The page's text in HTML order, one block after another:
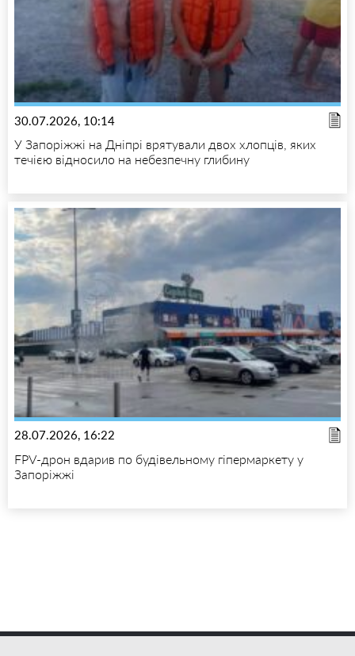
30.07.2026, 10:14
У Запоріжжі на Дніпрі врятували двох хлопців, яких
течією відносило на небезпечну глибину
28.07.2026, 16:22
FPV-дрон вдарив по будівельному гіпермаркету у
Запоріжжі